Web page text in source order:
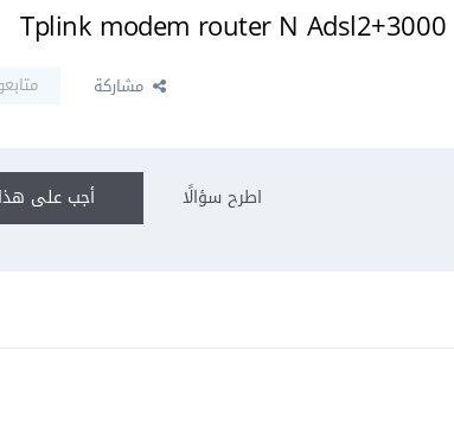
مشاركة
أجب على اطرح سؤالًا